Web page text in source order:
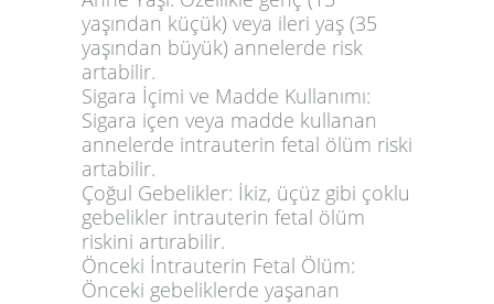
yaşından küçük) veya ileri yaş (35
yaşından büyük) annelerde risk
artabilir.
Sigara İçimi ve Madde Kullanımı:
Sigara içen veya madde kullanan
annelerde intrauterin fetal ölüm riski
artabilir.
Çoğul Gebelikler: İkiz, üçüz gibi çoklu
gebelikler intrauterin fetal ölüm
riskini artırabilir.
Önceki İntrauterin Fetal Ölüm:
Önceki gebeliklerde yaşanan